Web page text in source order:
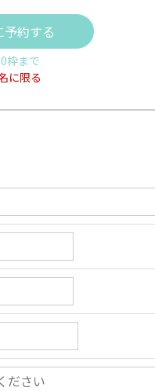
約する
枠まで
に限る